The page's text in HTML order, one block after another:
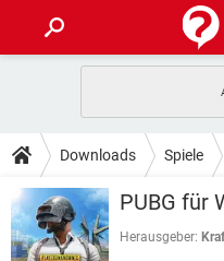
ANDROID
WINDOWS 10
WHATSAPP
TIPPS & TRICKS
SPIELE
ANDROID
WINDOWS 10
DOWNLOADS
SPIELE
FORUM
Downloads Spiele
PUBG für
Herausgeber: